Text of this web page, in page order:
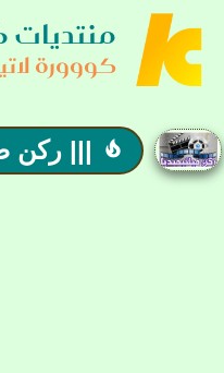
كووورة
 ||| ركن صور و